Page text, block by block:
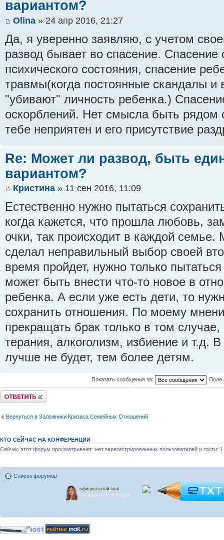
вариантом?
Olina » 24 апр 2016, 21:27
Да, я уверенно заявляю, с учетом
развод бывает во спасение. Спасение
психического состояния, спасение
травмы(когда постоянные скандалы и
"убивают" личность ребенка.)
оскорблений. Нет смысла быть рядом
тебе неприятен и его присутствие
Re: Может ли развод, быть
вариантом?
Кристина » 11 сен 2016, 11:09
Естественно нужно пытаться
когда кажется, что прошла любовь,
очки, так происходит в каждой семье.
сделал неправильный выбор своей
время пройдет, нужно только
может быть внести что-то новое в
ребенка. А если уже есть дети, то
сохранить отношения. По моему
прекращать брак только в том
терания, алкоголизм, избиение и т.д.
лучше не будет, тем более детям.
Показать сообщения за: Поле
Ответить
Вернуться в Заложники Кризиса Семейных Отношений
КТО СЕЙЧАС НА КОНФЕРЕНЦИИ
Сейчас этот форум просматривают: нет зарегистрированных пользователей и гости: 1
Список форумов